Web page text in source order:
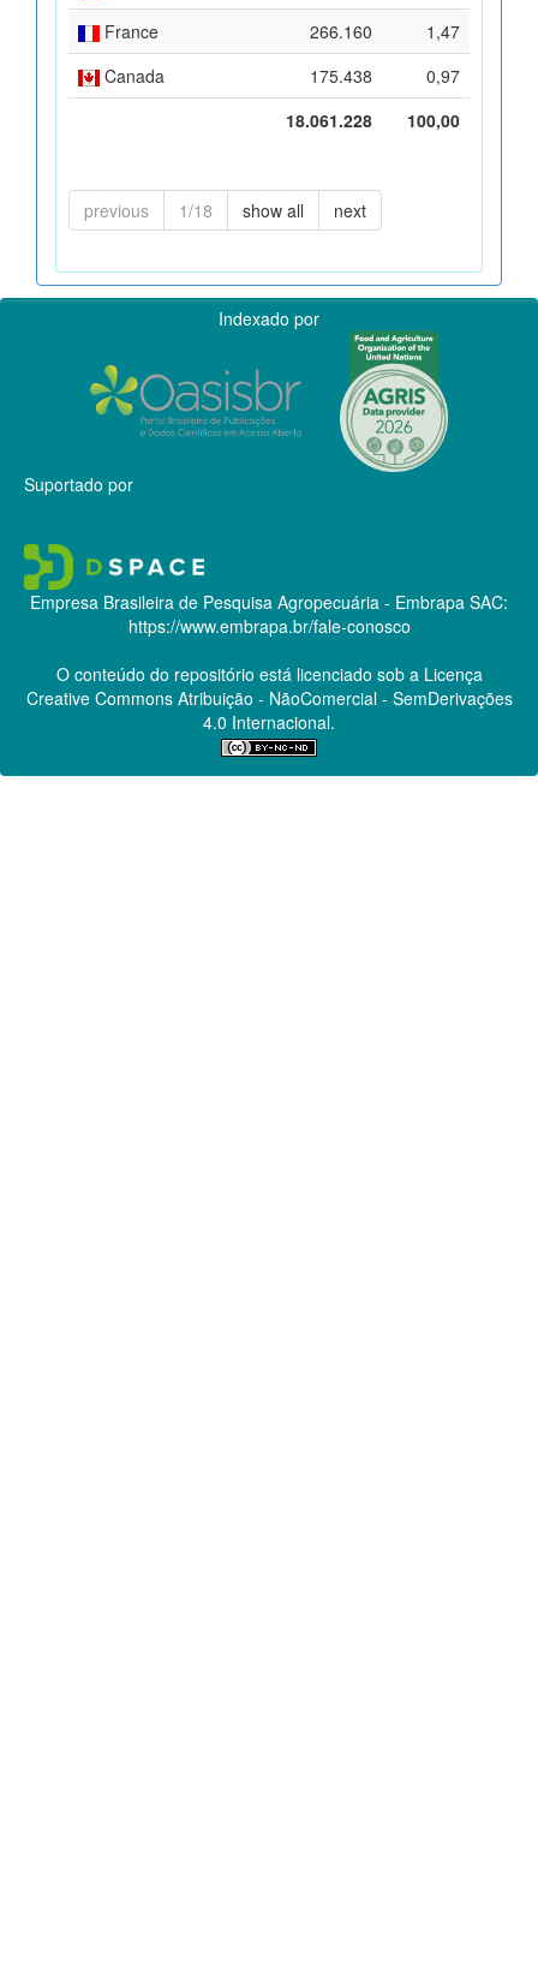
France
266.160
1,47
Canada
175.438
0,97
18.061.228
100,00
previous 1/18 show all next
Indexado por
Suportado por
Empresa Brasileira de Pesquisa Agropecuária - Embrapa SAC:
https://www.embrapa.br/fale-conosco
O conteúdo do repositório está licenciado sob a Licença
Creative CommonsAtribuição - NãoComercial - SemDerivações
4.0 Internacional.